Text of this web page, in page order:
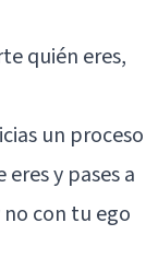
quién eres,
un proceso
y pases a
con tu ego